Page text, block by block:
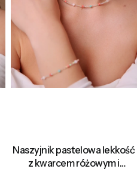
Naszyjnik pastelowa lekkość
z kwarcem różowym i